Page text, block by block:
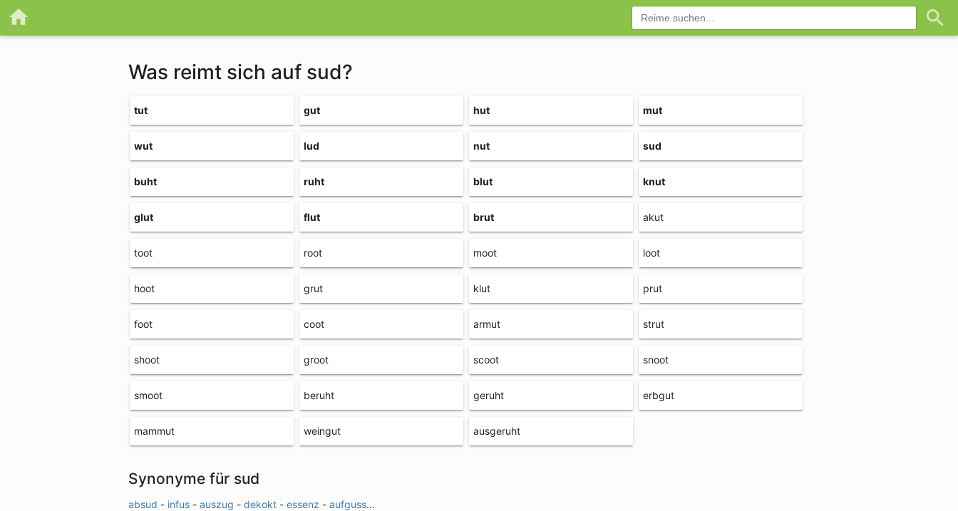
Was reimt sich auf sud?
tut gut hut mut
wut lud nut sud
buht ruht blut knut
glut flut brut akut
toot root moot loot
hoot grut klut prut
foot coot armut strut
shoot groot scoot snoot
smoot beruht geruht erbgut
mammut weingut ausgeruht
Synonyme für sud
absud - infus - auszug - dekokt - essenz - aufguss...